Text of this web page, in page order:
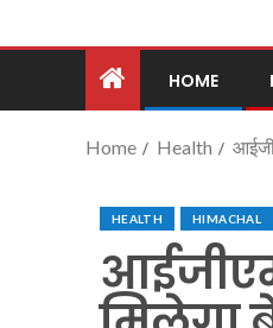
HOME
Home Health
HEALTH HIMACHAL